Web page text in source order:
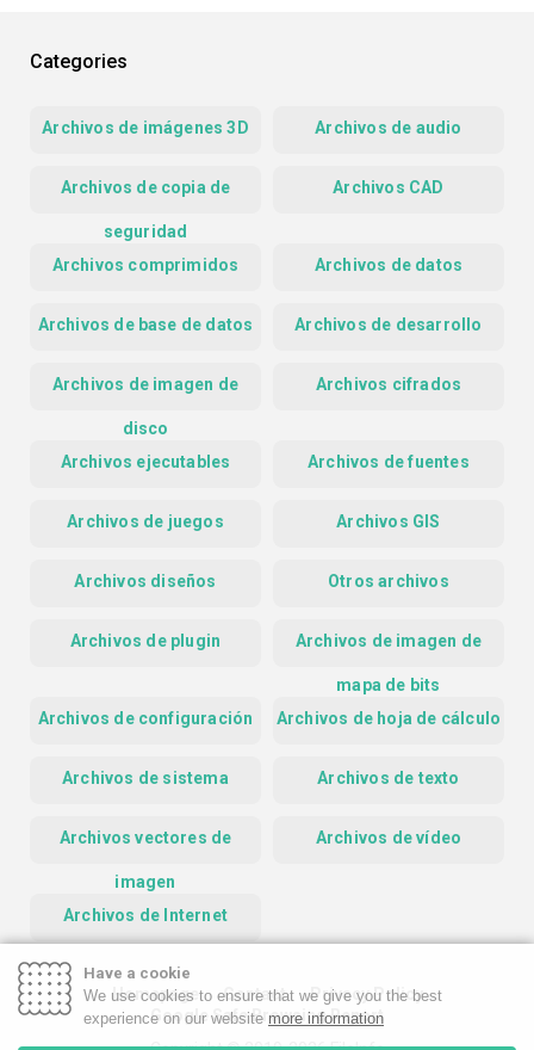
Categories
Archivos de imágenes 3D Archivos de audio
Archivos de copia de
seguridad
Archivos CAD
Archivos comprimidos Archivos de datos
Archivos de base de datos Archivos de desarrollo
Archivos de imagen de
disco
Archivos cifrados
Archivos ejecutables Archivos de fuentes
Archivos de juegos Archivos GIS
Archivos diseños Otros archivos
Archivos de plugin Archivos de imagen de
mapa de bits
Archivos de configuración
Archivos de hoja de cálculo
Archivos de sistema Archivos de texto
Archivos vectores de
imagen
Archivos de vídeo
Archivos de Internet
Homepage Contact
Privacy Policy
Google Safe Browsing Report
Have a cookie
We use cookies to ensure that we give you the best
experience on our website more information